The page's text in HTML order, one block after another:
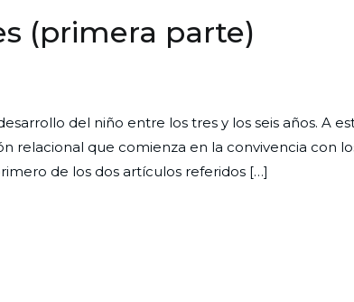
(primera parte)
del niño entre los tres y los seis años. A
relacional que comienza en la convivencia con
de los dos artículos referidos […]